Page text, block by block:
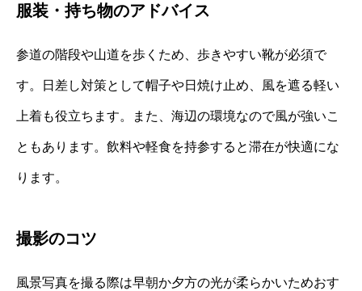
服装・持ち物のアドバイス
参道の階段や山道を歩くため、歩きやすい靴が必須で
す。日差し対策として帽子や日焼け止め、風を遮る軽い
上着も役立ちます。また、海辺の環境なので風が強いこ
ともあります。飲料や軽食を持参すると滞在が快適にな
ります。
撮影のコツ
風景写真を撮る際は早朝か夕方の光が柔らかいためおす